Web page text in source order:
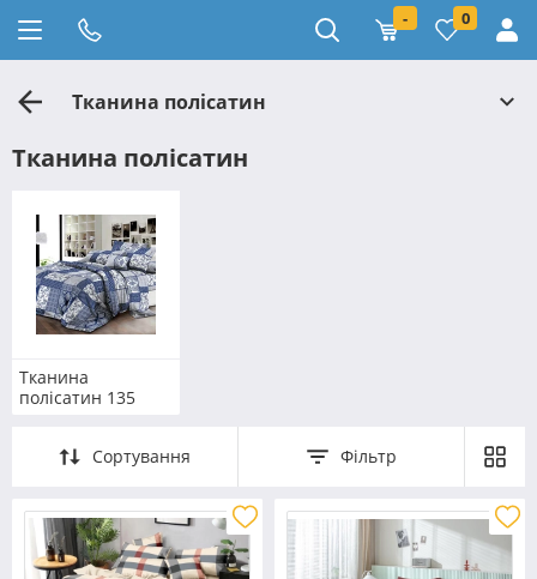
- 0
Тканина полісатин
Тканина полісатин
Тканина
полісатин 135
Сортування Фільтр